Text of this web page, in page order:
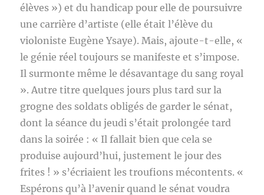
élèves ») et du handicap pour elle de poursuivre
une carrière d’artiste (elle était l’élève du
violoniste Eugène Ysaye). Mais, ajoute-t-elle, «
le génie réel toujours se manifeste et s’impose.
Il surmonte même le désavantage du sang royal
». Autre titre quelques jours plus tard sur la
grogne des soldats obligés de garder le sénat,
dont la séance du jeudi s’était prolongée tard
dans la soirée : « Il fallait bien que cela se
produise aujourd’hui, justement le jour des
frites ! » s’écriaient les troufions mécontents. «
Espérons qu’à l’avenir quand le sénat voudra